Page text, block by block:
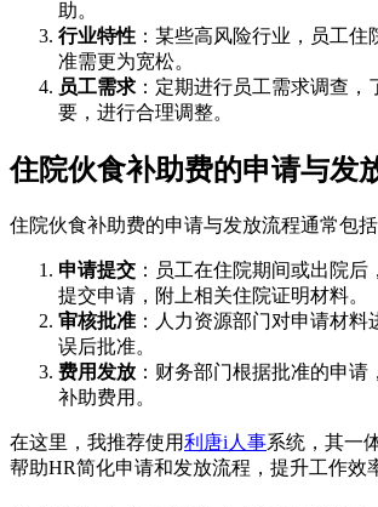
助。
行业特性 ：某些高风险行业，员工
准需更为宽松。
员工需求 ：定期进行员工需求调查
要，进行合理调整。
住院伙食补助费的申请与发
住院伙食补助费的申请与发放流程通常包括
申请提交 ：员工在住院期间或出院后
提交申请，附上相关住院证明材料。
审核批准 ：人力资源部门对申请材
误后批准。
费用发放 ：财务部门根据批准的申
补助费用。
在这里，我推荐使用利唐i人事系统，其一
帮助HR简化申请和发放流程，提升工作效